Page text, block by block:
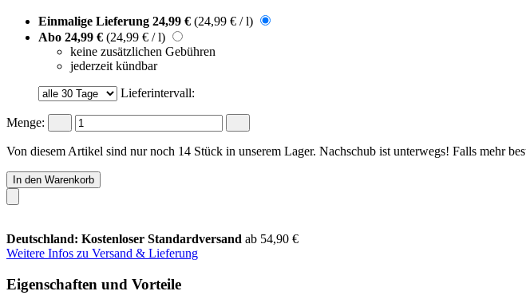
Einmalige Lieferung 24,99 € (24,99 € / l)
Abo 24,99 € (24,99 € / l)
keine zusätzlichen Gebühren
jederzeit kündbar
Lieferintervall:
Menge:
Von diesem Artikel sind nur noch 14 Stück in unserem Lager. Nachschub ist unterwegs! Falls mehr
In den Warenkorb
Deutschland: Kostenloser Standardversand ab 54,90 €
Weitere Infos zu Versand & Lieferung
Eigenschaften und Vorteile